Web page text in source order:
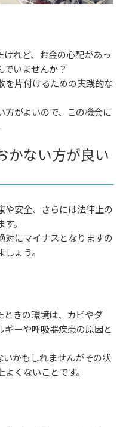
れど、お金の心配があっ
いませんか？
を片付けるための実践的な
方がよいので、この機会に
かない方が良い
や安全、さらには法律上の
。
対にマイナスとなりますの
ょう。
ときの環境は、カビやダ
ーや呼吸器疾患の原因と
かもしれませんがその状
くないことです。